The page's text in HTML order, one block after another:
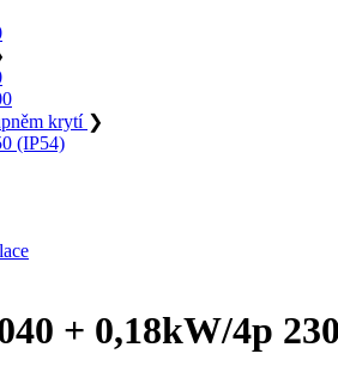
krytí ❯
(IP54)
+ 0,18kW/4p